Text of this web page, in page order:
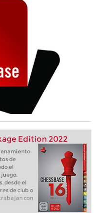
Edition 2022
de
el
desde el
de club o
con